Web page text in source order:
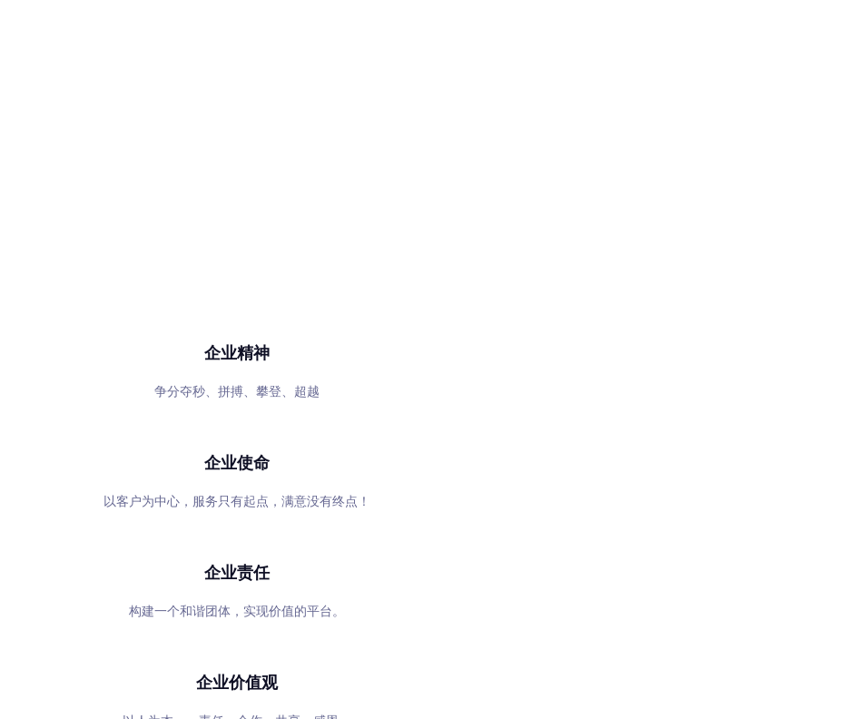
企业精神
争分夺秒、拼搏、攀登、超越
企业使命
以客户为中心，服务只有起点，满意没有终点！
企业责任
构建一个和谐团体，实现价值的平台。
企业价值观